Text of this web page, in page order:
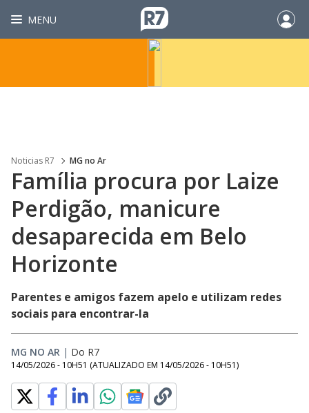
MENU
Noticias R7 MG no Ar
Família procura por Laize
Perdigão, manicure
desaparecida em Belo
Horizonte
Parentes e amigos fazem apelo e utilizam redes
sociais para encontrar-la
MG NO AR | Do R7
14/05/2026 - 10H51 (ATUALIZADO EM 14/05/2026 - 10H51)